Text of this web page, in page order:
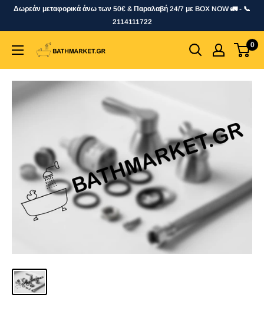
SkipΔωρεάν μεταφορικά άνω των 50€ & Παραλαβή 24/7 με BOX NOW 🚛 - 📞
2114111722
bathmarket.gr 0